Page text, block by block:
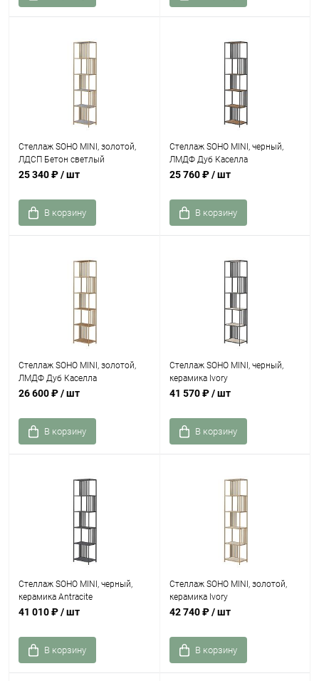
Стеллаж SOHO MINI, золотой,
ЛДСП Бетон светлый
25 340 ₽/ шт
В корзину
Стеллаж SOHO MINI, черный,
ЛМДФ Дуб Каселла
25 760 ₽/ шт
В корзину
Стеллаж SOHO MINI, золотой,
ЛМДФ Дуб Каселла
26 600 ₽/ шт
В корзину
Стеллаж SOHO MINI, черный,
керамика Ivory
41 570 ₽/ шт
В корзину
Стеллаж SOHO MINI, черный,
керамика Antracite
41 010 ₽/ шт
В корзину
Стеллаж SOHO MINI, золотой,
керамика Ivory
42 740 ₽/ шт
В корзину